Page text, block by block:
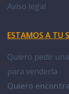
Aviso legal
ESTAMOS A TU
Quiero pedir
para venderla
Quiero